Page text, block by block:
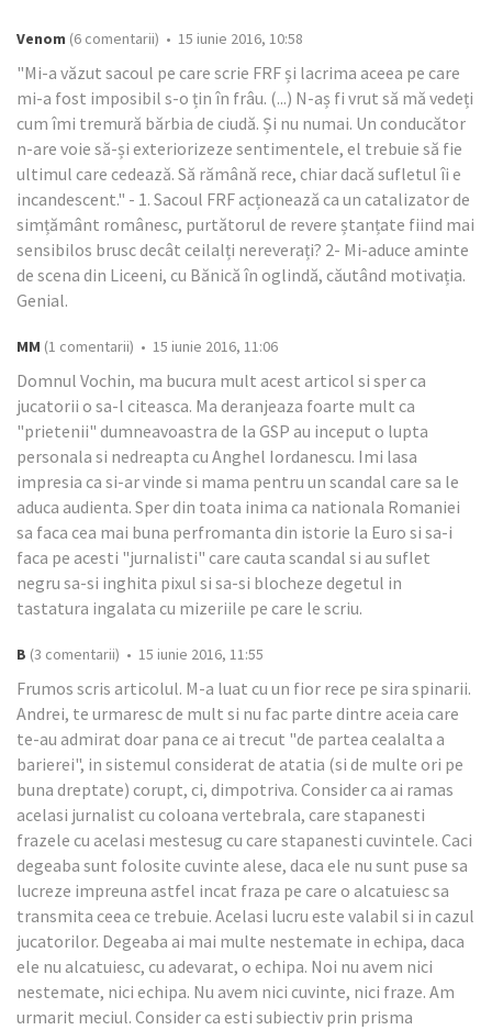
Venom (6 comentarii) • 15 iunie 2016, 10:58
"Mi-a văzut sacoul pe care scrie FRF și lacrima aceea pe care
mi-a fost imposibil s-o țin în frâu. (...) N-aș fi vrut să mă vedeți
cum îmi tremură bărbia de ciudă. Și nu numai. Un conducător
n-are voie să-și exteriorizeze sentimentele, el trebuie să fie
ultimul care cedează. Să rămână rece, chiar dacă sufletul îi e
incandescent." - 1. Sacoul FRF acționează ca un catalizator de
simțământ românesc, purtătorul de revere ștanțate fiind mai
sensibilos brusc decât ceilalți nereverați? 2- Mi-aduce aminte
de scena din Liceeni, cu Bănică în oglindă, căutând motivația.
Genial.
MM (1 comentarii) • 15 iunie 2016, 11:06
Domnul Vochin, ma bucura mult acest articol si sper ca
jucatorii o sa-l citeasca. Ma deranjeaza foarte mult ca
"prietenii" dumneavoastra de la GSP au inceput o lupta
personala si nedreapta cu Anghel Iordanescu. Imi lasa
impresia ca si-ar vinde si mama pentru un scandal care sa le
aduca audienta. Sper din toata inima ca nationala Romaniei
sa faca cea mai buna perfromanta din istorie la Euro si sa-i
faca pe acesti "jurnalisti" care cauta scandal si au suflet
negru sa-si inghita pixul si sa-si blocheze degetul in
tastatura ingalata cu mizeriile pe care le scriu.
B (3 comentarii) • 15 iunie 2016, 11:55
Frumos scris articolul. M-a luat cu un fior rece pe sira spinarii.
Andrei, te urmaresc de mult si nu fac parte dintre aceia care
te-au admirat doar pana ce ai trecut "de partea cealalta a
barierei", in sistemul considerat de atatia (si de multe ori pe
buna dreptate) corupt, ci, dimpotriva. Consider ca ai ramas
acelasi jurnalist cu coloana vertebrala, care stapanesti
frazele cu acelasi mestesug cu care stapanesti cuvintele. Caci
degeaba sunt folosite cuvinte alese, daca ele nu sunt puse sa
lucreze impreuna astfel incat fraza pe care o alcatuiesc sa
transmita ceea ce trebuie. Acelasi lucru este valabil si in cazul
jucatorilor. Degeaba ai mai multe nestemate in echipa, daca
ele nu alcatuiesc, cu adevarat, o echipa. Noi nu avem nici
nestemate, nici echipa. Nu avem nici cuvinte, nici fraze. Am
urmarit meciul. Consider ca esti subiectiv prin prisma